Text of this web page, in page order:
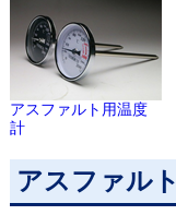
アスファルト用温度
計
アスファル